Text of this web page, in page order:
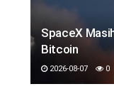
SpaceX
Bitcoin
2026-08-07 0